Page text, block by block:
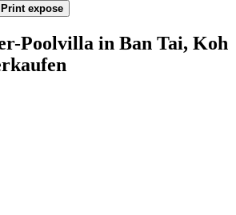
expose
Poolvilla in Ban Tai, Koh